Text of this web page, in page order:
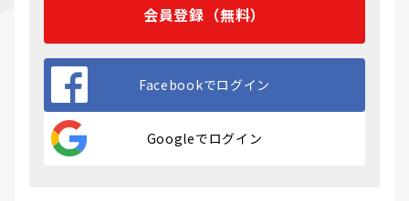
会員登録（無料）
Facebookでログイン
Googleでログイン